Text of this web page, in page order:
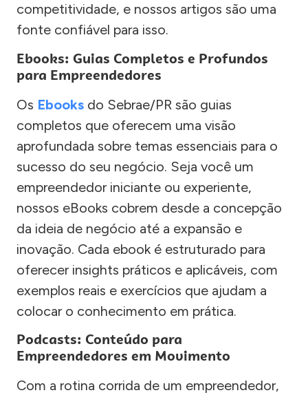
competitividade, e nossos artigos são uma
fonte confiável para isso.
Ebooks: Guias Completos e Profundos
para Empreendedores
Os Ebooks do Sebrae/PR são guias
completos que oferecem uma visão
aprofundada sobre temas essenciais para o
sucesso do seu negócio. Seja você um
empreendedor iniciante ou experiente,
nossos eBooks cobrem desde a concepção
da ideia de negócio até a expansão e
inovação. Cada ebook é estruturado para
oferecer insights práticos e aplicáveis, com
exemplos reais e exercícios que ajudam a
colocar o conhecimento em prática.
Podcasts: Conteúdo para
Empreendedores em Movimento
Com a rotina corrida de um empreendedor,